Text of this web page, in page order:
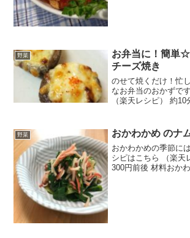
野菜
お弁当に！簡単
チーズ焼き
のせて焼くだけ！忙
なお弁当のおかずで
（楽天レシピ） 約
野菜 おかわかめ のナ
おかわかめの季節に
シピはこちら （楽天
300円前後 材料おか